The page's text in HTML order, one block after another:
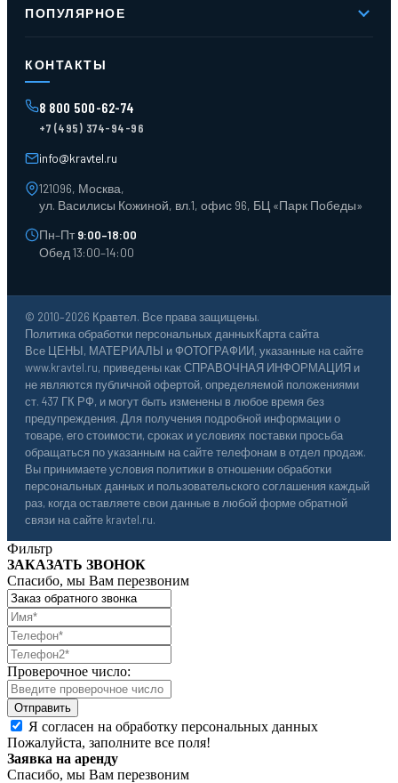
Контакты
Доставка и оплата
ПОПУЛЯРНОЕ
Контейнеры для отходов
Поддоны
Ящики пластиковые
Тара пласт. и металл.
Тележки для склада
КОНТАКТЫ
8 800 500-62-74
+7 (495) 374-94-96
info@kravtel.ru
121096, Москва,
ул. Василисы Кожиной, вл.1, офис 96, БЦ «Парк Победы»
Пн–Пт9:00–18:00
Обед 13:00–14:00
© 2010–2026 Кравтел. Все права защищены.
Политика обработки персональных данныхКарта сайта
Все ЦЕНЫ, МАТЕРИАЛЫ и ФОТОГРАФИИ, указанные на сайте
www.kravtel.ru, приведены как СПРАВОЧНАЯ ИНФОРМАЦИЯ и
не являются публичной офертой, определяемой положениями
ст. 437 ГК РФ, и могут быть изменены в любое время без
предупреждения. Для получения подробной информации о
товаре, его стоимости, сроках и условиях поставки просьба
обращаться по указанным на сайте телефонам в отдел продаж.
Вы принимаете условия политики в отношении обработки
персональных данных и пользовательского соглашения каждый
раз, когда оставляете свои данные в любой форме обратной
связи на сайте kravtel.ru.
Фильтр
ЗАКАЗАТЬ ЗВОНОК
Спасибо, мы Вам перезвоним
Проверочное число:
Я согласен на обработку персональных данных
Пожалуйста, заполните все поля!
Заявка на аренду
Спасибо, мы Вам перезвоним